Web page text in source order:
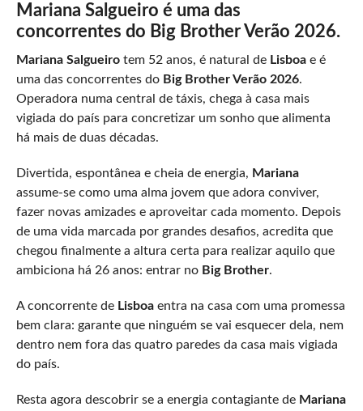
Mariana Salgueiro é uma das
concorrentes do Big Brother Verão 2026.
Mariana Salgueirotem 52 anos, é natural de Lisboae é
uma das concorrentes do Big Brother Verão 2026.
Operadora numa central de táxis, chega à casa mais
vigiada do país para concretizar um sonho que alimenta
há mais de duas décadas.
Divertida, espontânea e cheia de energia, Mariana
assume-se como uma alma jovem que adora conviver,
fazer novas amizades e aproveitar cada momento. Depois
de uma vida marcada por grandes desafios, acredita que
chegou finalmente a altura certa para realizar aquilo que
ambiciona há 26 anos: entrar no Big Brother.
A concorrente de Lisboaentra na casa com uma promessa
bem clara: garante que ninguém se vai esquecer dela, nem
dentro nem fora das quatro paredes da casa mais vigiada
do país.
Resta agora descobrir se a energia contagiante de Mariana